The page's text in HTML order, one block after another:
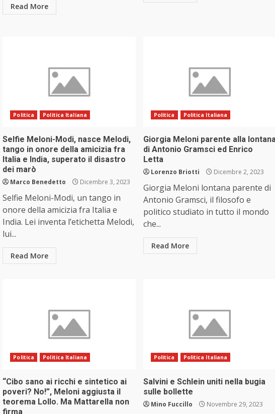
Read More
Politica Politica Italiana
Selfie Meloni-Modi, nasce Melodi,
tango in onore della amicizia fra
Italia e India, superato il disastro
dei marò
Marco Benedetto Dicembre 3, 2023
Selfie Meloni-Modi, un tango in
onore della amicizia fra Italia e
India. Lei inventa l’etichetta Melodi,
lui...
Read More
Politica Politica Italiana
Giorgia Meloni parente alla
di Antonio Gramsci ed Enrico
Letta
Lorenzo Briotti Dicembre 2, 2023
Giorgia Meloni lontana parente di
Antonio Gramsci, il filosofo e
politico studiato in tutto il mondo
che...
Read More
Politica Politica Italiana
“Cibo sano ai ricchi e sintetico ai
poveri? No!”, Meloni aggiusta il
teorema Lollo. Ma Mattarella non
firma
Politica Politica Italiana
Salvini e Schlein uniti nella bugia
sulle bollette
Mino Fuccillo Novembre 29, 2023